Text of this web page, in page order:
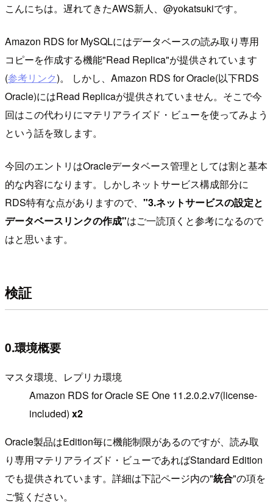
こんにちは。遅れてきたAWS新人、@yokatsukiです。
Amazon RDS for MySQLにはデータベースの読み取り専用
コピーを作成する機能"Read Replica"が提供されています
(参考リンク)。 しかし、Amazon RDS for Oracle(以下RDS
Oracle)にはRead Replicaが提供されていません。そこで今
回はこの代わりにマテリアライズド・ビューを使ってみよう
という話を致します。
今回のエントリはOracleデータベース管理としては割と基本
的な内容になります。しかしネットサービス構成部分に
RDS特有な点がありますので、 "3.ネットサービスの設定と
データベースリンクの作成"はご一読頂くと参考になるので
はと思います。
検証
0.環境概要
マスタ環境、レプリカ環境
Amazon RDS for Oracle SE One 11.2.0.2.v7(license-
included) x2
Oracle製品はEdition毎に機能制限があるのですが、読み取
り専用マテリアライズド・ビューであればStandard Edition
でも提供されています。詳細は下記ページ内の"統合"の項を
ご覧ください。